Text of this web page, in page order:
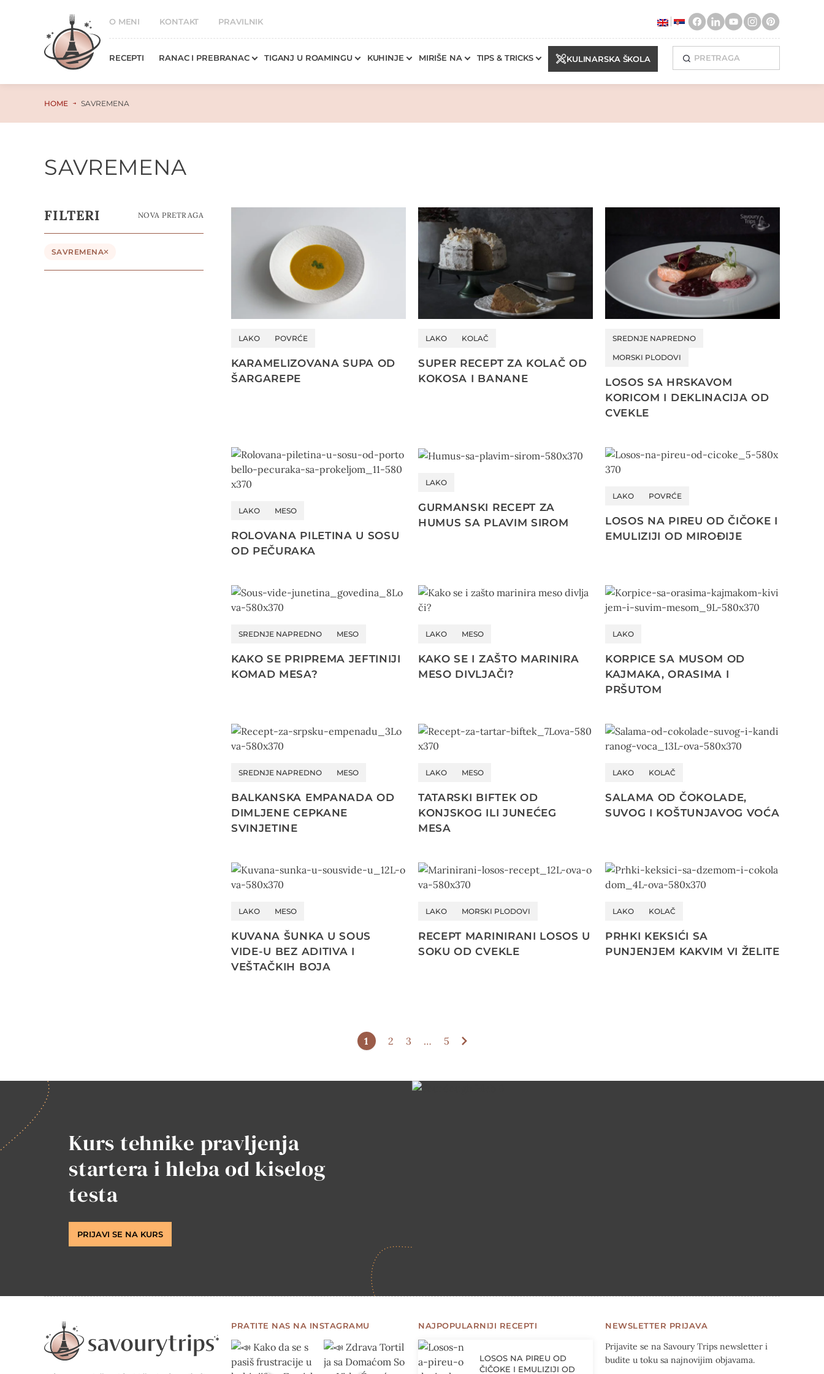
O MENI KONTAKT PRAVILNIK
RECEPTI RANAC I PREBRANAC TIGANJ U ROAMINGU KUHINJE MIRIŠE NA TIPS & TRICKS KULINARSKA ŠKOLA
HOME SAVREMENA
SAVREMENA
FILTERI NOVA PRETRAGA
SAVREMENA
LAKO POVRĆE
KARAMELIZOVANA SUPA OD
ŠARGAREPE
LAKO KOLAČ
SUPER RECEPT ZA KOLAČ OD
KOKOSA I BANANE
SREDNJE NAPREDNO
MORSKI PLODOVI
LOSOS SA HRSKAVOM
KORICOM I DEKLINACIJA OD
CVEKLE
LAKO MESO
ROLOVANA PILETINA U SOSU
OD PEČURAKA
LAKO
GURMANSKI RECEPT ZA
HUMUS SA PLAVIM SIROM
LAKO POVRĆE
LOSOS NA PIREU OD ČIČOKE I
EMULIZIJI OD MIROĐIJE
SREDNJE NAPREDNO MESO
KAKO SE PRIPREMA JEFTINIJI
KOMAD MESA?
LAKO MESO
KAKO SE I ZAŠTO MARINIRA
MESO DIVLJAČI?
LAKO
KORPICE SA MUSOM OD
KAJMAKA, ORASIMA I
PRŠUTOM
SREDNJE NAPREDNO MESO
BALKANSKA EMPANADA OD
DIMLJENE CEPKANE
SVINJETINE
LAKO MESO
TATARSKI BIFTEK OD
KONJSKOG ILI JUNEĆEG
MESA
LAKO KOLAČ
SALAMA OD ČOKOLADE,
SUVOG I KOŠTUNJAVOG VOĆA
LAKO MESO
KUVANA ŠUNKA U SOUS
VIDE-U BEZ ADITIVA I
VEŠTAČKIH BOJA
LAKO MORSKI PLODOVI
RECEPT MARINIRANI LOSOS U
SOKU OD CVEKLE
LAKO KOLAČ
PRHKI KEKSIĆI SA
PUNJENJEM KAKVIM VI ŽELITE
1 2 3 … 5
Kurs tehnike pravljenja
startera i hleba od kiselog
testa
PRIJAVI SE NA KURS
PRATITE NAS NA INSTAGRAMU NAJPOPULARNIJI RECEPTI
LOSOS NA PIREU OD
ČIČOKE I EMULIZIJI OD
NEWSLETTER PRIJAVA
Prijavite se na Savoury Trips newsletter i
budite u toku sa najnovijim objavama.